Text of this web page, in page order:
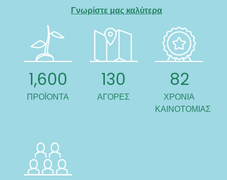
Γνωρίστε μας καλύτερα
1,600
ΠΡΟΪΌΝΤΑ
130
ΑΓΟΡΕΣ
82
ΧΡΟΝΙΑ
ΚΑΙΝΟΤΟΜΙΑΣ